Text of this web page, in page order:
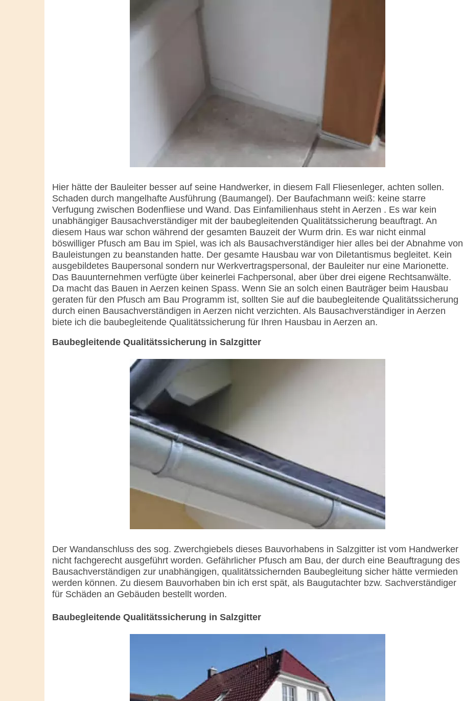
Hier hätte der Bauleiter besser auf seine Handwerker, in diesem Fall Fliesenleger, achten sollen.
Schaden durch mangelhafte Ausführung (Baumangel). Der Baufachmann weiß: keine starre
Verfugung zwischen Bodenfliese und Wand. Das Einfamilienhaus steht in Aerzen . Es war kein
unabhängiger Bausachverständiger mit der baubegleitenden Qualitätssicherung beauftragt. An
diesem Haus war schon während der gesamten Bauzeit der Wurm drin. Es war nicht einmal
böswilliger Pfusch am Bau im Spiel, was ich als Bausachverständiger hier alles bei der Abnahme von
Bauleistungen zu beanstanden hatte. Der gesamte Hausbau war von Diletantismus begleitet. Kein
ausgebildetes Baupersonal sondern nur Werkvertragspersonal, der Bauleiter nur eine Marionette.
Das Bauunternehmen verfügte über keinerlei Fachpersonal, aber über drei eigene Rechtsanwälte.
Da macht das Bauen in Aerzen keinen Spass. Wenn Sie an solch einen Bauträger beim Hausbau
geraten für den Pfusch am Bau Programm ist, sollten Sie auf die baubegleitende Qualitätssicherung
durch einen Bausachverständigen in Aerzen nicht verzichten. Als Bausachverständiger in Aerzen
biete ich die baubegleitende Qualitätssicherung für Ihren Hausbau in Aerzen an.
Baubegleitende Qualitätssicherung in Salzgitter
Der Wandanschluss des sog. Zwerchgiebels dieses Bauvorhabens in Salzgitter ist vom Handwerker
nicht fachgerecht ausgeführt worden. Gefährlicher Pfusch am Bau, der durch eine Beauftragung des
Bausachverständigen zur unabhängigen, qualitätssichernden Baubegleitung sicher hätte vermieden
werden können. Zu diesem Bauvorhaben bin ich erst spät, als Baugutachter bzw. Sachverständiger
für Schäden an Gebäuden bestellt worden.
Baubegleitende Qualitätssicherung in Salzgitter